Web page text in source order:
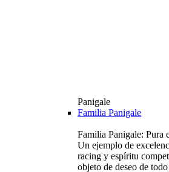
Panigale
Familia Panigale
Familia Panigale: Pura
Un ejemplo de
racing y espíritu
objeto de deseo de